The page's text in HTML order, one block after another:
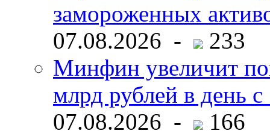
замороженных
07.08.2026 -
233
Минфин увеличит
млрд рублей в день с
07.08.2026 -
166